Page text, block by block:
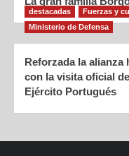
destacadas
Fuerzas y
Ministerio de Defensa
Reforzada la
con la visita oficial
Ejército Portugués